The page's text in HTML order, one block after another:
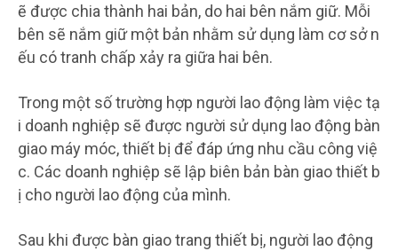
ẽ được chia thành hai bản, do hai bên nắm giữ. Mỗi
bên sẽ nắm giữ một bản nhằm sử dụng làm cơ sở n
ếu có tranh chấp xảy ra giữa hai bên.
Trong một số trường hợp người lao động làm việc tạ
i doanh nghiệp sẽ được người sử dụng lao động bàn
giao máy móc, thiết bị để đáp ứng nhu cầu công việ
c. Các doanh nghiệp sẽ lập biên bản bàn giao thiết b
ị cho người lao động của mình.
Sau khi được bàn giao trang thiết bị, người lao động